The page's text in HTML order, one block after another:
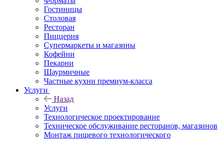
Гостиницы
Столовая
Ресторан
Пиццерия
Супермаркеты и магазины
Кофейни
Пекарни
Шаурмичные
Частные кухни премиум-класса
Услуги
Назад
Услуги
Технологическое проектирование
Техническое обслуживание ресторанов, магазинов
Монтаж пищевого технологического